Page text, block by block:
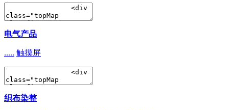
电气产品
..... 触摸屏
织布染整